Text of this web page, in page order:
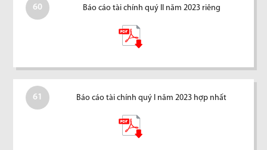
60 Báo cáo tài chính quý II năm 2023 riêng
61 Báo cáo tài chính quý I năm 2023 hợp nhất